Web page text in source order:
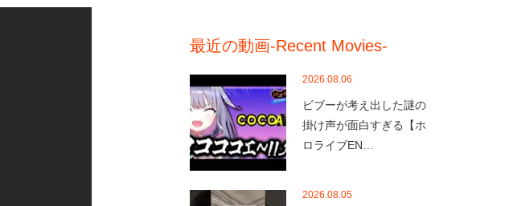
最近の動画-Recent Movies-
2026.08.06
ビブーが考え出した謎の
掛け声が面白すぎる【ホ
ロライブEN…
2026.08.05